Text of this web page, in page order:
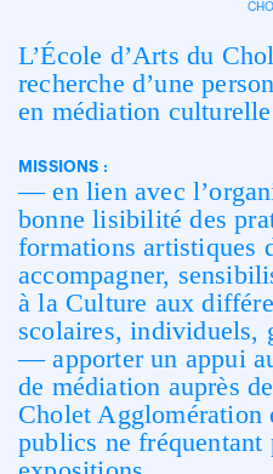
L’École d’Arts du
recherche d’une
en médiation
MISSIONS :
— en lien avec
bonne lisibilité des
formations artistiques
accompagner,
à la Culture aux
scolaires, individuels,
— apporter un appui
de médiation auprès
Cholet Agglomération
publics ne fréquentant